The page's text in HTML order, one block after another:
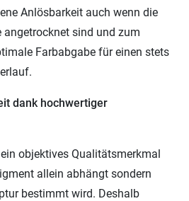
Anlösbarkeit auch wenn die
angetrocknet sind und zum
Farbabgabe für einen stets
dank hochwertiger
objektives Qualitätsmerkmal
allein abhängt sondern
bestimmt wird. Deshalb